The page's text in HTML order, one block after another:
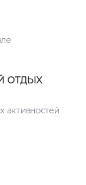
ОТДЫХ
активностей